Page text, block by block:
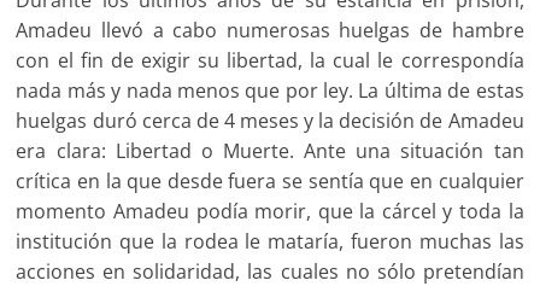
Amadeu llevó a cabo numerosas huelgas de hambre
con el fin de exigir su libertad, la cual le correspondía
nada más y nada menos que por ley. La última de estas
huelgas duró cerca de 4 meses y la decisión de Amadeu
era clara: Libertad o Muerte. Ante una situación tan
crítica en la que desde fuera se sentía que en cualquier
momento Amadeu podía morir, que la cárcel y toda la
institución que la rodea le mataría, fueron muchas las
acciones en solidaridad, las cuales no sólo pretendían